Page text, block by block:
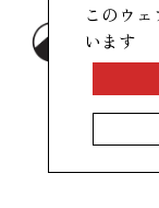
このウ
います